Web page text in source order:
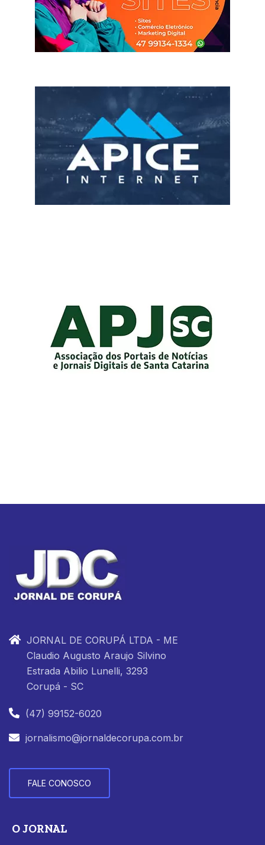
JORNAL DE CORUPÁ LTDA - ME
Claudio Augusto Araujo Silvino
Estrada Abilio Lunelli, 3293
Corupá - SC
(47) 99152-6020
jornalismo@jornaldecorupa.com.br
FALE CONOSCO
O JORNAL